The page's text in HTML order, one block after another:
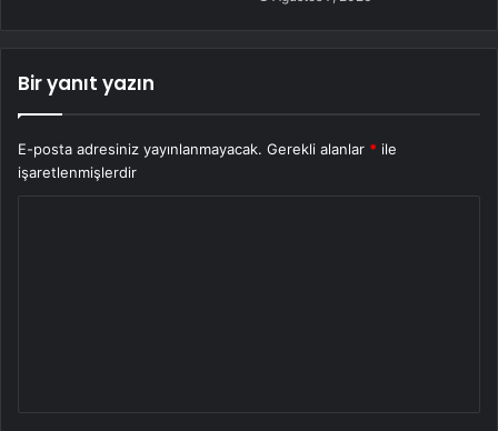
Bir yanıt yazın
E-posta adresiniz yayınlanmayacak. Gerekli alanlar * ile
işaretlenmişlerdir